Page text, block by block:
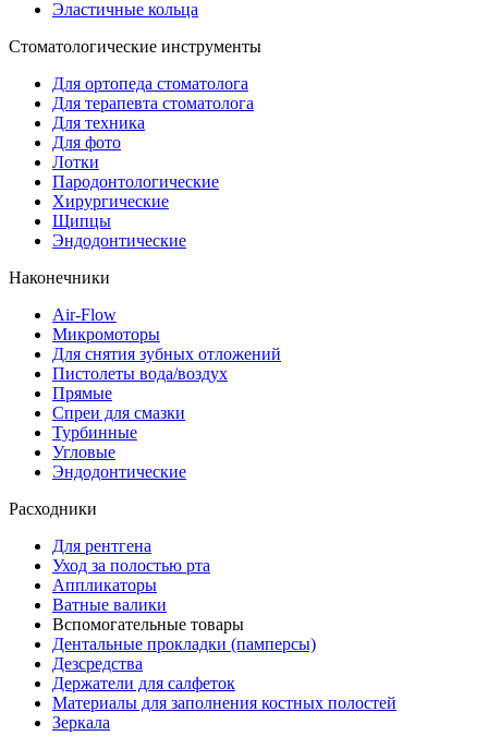
Эластичные кольца
Стоматологические инструменты
Для ортопеда стоматолога
Для терапевта стоматолога
Для техника
Для фото
Лотки
Пародонтологические
Хирургические
Щипцы
Эндодонтические
Наконечники
Air-Flow
Микромоторы
Для снятия зубных отложений
Пистолеты вода/воздух
Прямые
Спреи для смазки
Турбинные
Угловые
Эндодонтические
Расходники
Для рентгена
Уход за полостью рта
Аппликаторы
Ватные валики
Вспомогательные товары
Дентальные прокладки (памперсы)
Дезсредства
Держатели для салфеток
Материалы для заполнения костных полостей
Зеркала